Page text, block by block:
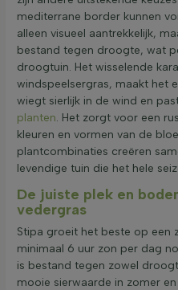
mediterrane border kunnen
alleen visueel aantrekkelijk,
bestand tegen droogte, wat
droogtuin. Het wisselende
windspeelsergras, maakt het
wiegt sierlijk in de wind en
planten. Het zorgt voor een
kleuren en vormen van de
plantcombinaties creëren
levendige tuin die het hele
De juiste plek en
vedergras
Stipa groeit het beste op een
minimaal 6 uur zon per dag
is bestand tegen zowel
mooie sierwaarde in zomer